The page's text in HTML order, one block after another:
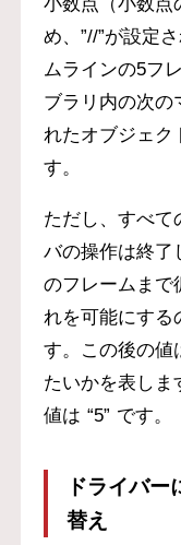
め、”//”が設定
ムラインの5フ
ブラリ内の次の
れたオブジェク
す。
ただし、すべて
バの操作は終了
のフレームまで
れを可能にする
す。この後の値
たいかを表しま
値は “5” です。
ドライバ
替え